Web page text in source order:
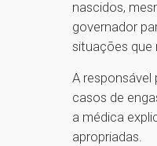
nascidos,
governador
situações que
A
casos de
a médica
apropriadas.